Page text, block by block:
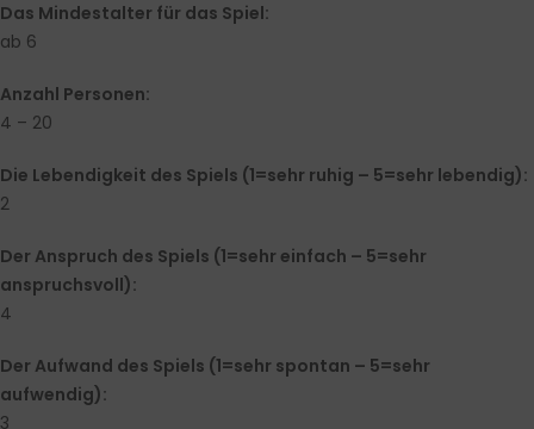
Das Mindestalter für das Spiel:
ab 6
Anzahl Personen:
4 – 20
Die Lebendigkeit des Spiels (1=sehr ruhig – 5=sehr lebendig):
2
Der Anspruch des Spiels (1=sehr einfach – 5=sehr
anspruchsvoll):
4
Der Aufwand des Spiels (1=sehr spontan – 5=sehr
aufwendig):
3